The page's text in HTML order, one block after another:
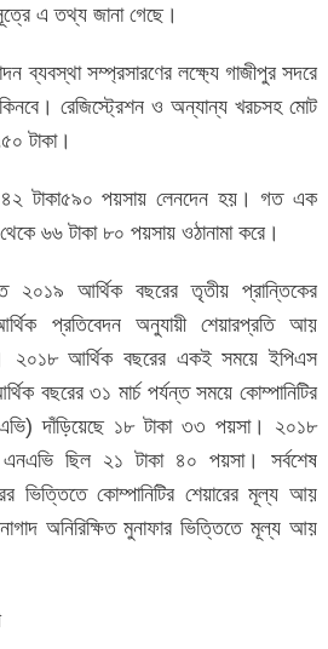
এ তথ্য জানা গেছে।
ব্যবস্থা সম্প্রসারণের লক্ষ্যে গাজীপুর সদরে
রেজিস্ট্রেশন ও অন্যান্য খরচসহ মোট
টাকা।
৪২ টাকা৫৯০ পয়সায় লেনদেন হয়। গত এক
৬৬ টাকা ৮০ পয়সায় ওঠানামা করে।
২০১৯ আর্থিক বছরের তৃতীয় প্রান্তিকের
আর্থিক প্রতিবেদন অনুযায়ী শেয়ারপ্রতি আয়
২০১৮ আর্থিক বছরের একই সময়ে ইপিএস
বছরের ৩১ মার্চ পর্যন্ত সময়ে কোম্পানিটির
দাঁড়িয়েছে ১৮ টাকা ৩৩ পয়সা। ২০১৮
ছিল ২১ টাকা ৪০ পয়সা। সর্বশেষ
ভিত্তিতে কোম্পানিটির শেয়ারের মূল্য আয়
অনিরিক্ষিত মুনাফার ভিত্তিতে মূল্য আয়